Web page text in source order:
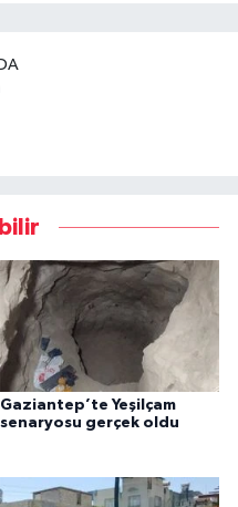
Gaziantep’te Yeşilçam
senaryosu gerçek oldu